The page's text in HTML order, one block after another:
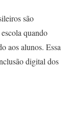
são
quando
aos alunos. Essa
digital dos